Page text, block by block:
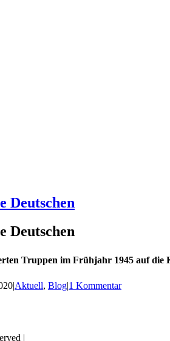
Deutschen
Deutschen
Truppen im Frühjahr 1945 auf
|Aktuell, Blog|1 Kommentar
|